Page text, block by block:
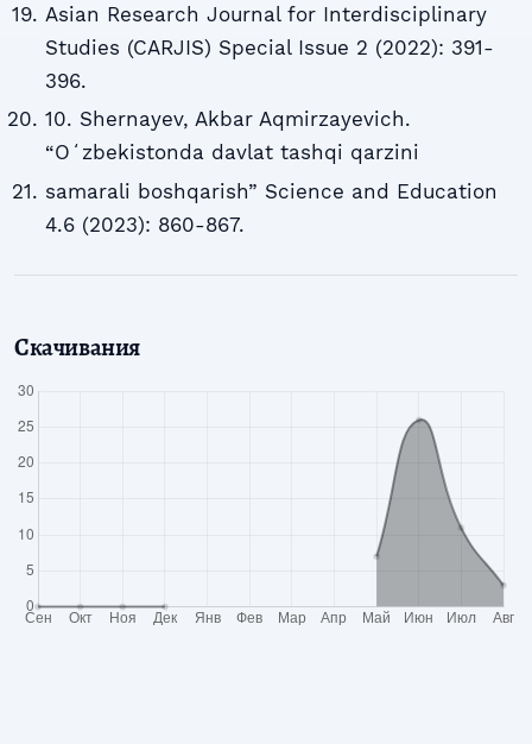
Asian Research Journal for Interdisciplinary
Studies (CARJIS) Special Issue 2 (2022): 391-
396.
10. Shernayev, Akbar Aqmirzayevich.
“Oʻzbekistonda davlat tashqi qarzini
samarali boshqarish” Science and Education
4.6 (2023): 860-867.
Скачивания